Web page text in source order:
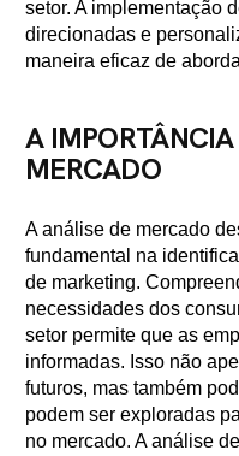
setor. A implementação
direcionadas e
maneira eficaz de
A
MERCADO
A análise de mercado
fundamental na
de marketing.
necessidades dos
setor permite que as
informadas. Isso não
futuros, mas também
podem ser exploradas
no mercado. A análise